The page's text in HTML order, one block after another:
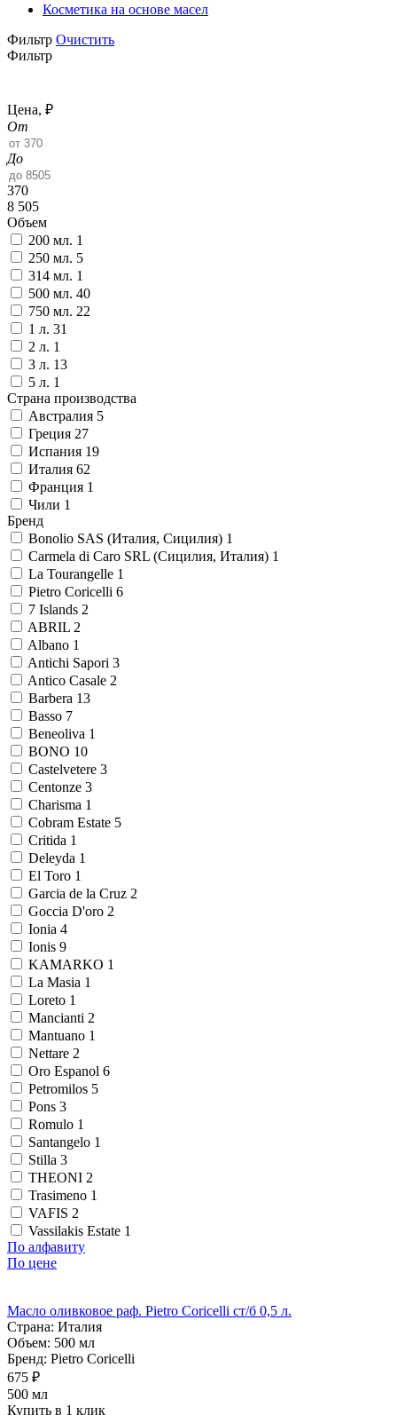
Косметика на основе масел
Фильтр Очистить
Фильтр
Цена, ₽
От
До
370
8 505
Объем
200 мл. 1
250 мл. 5
314 мл. 1
500 мл. 40
750 мл. 22
1 л. 31
2 л. 1
3 л. 13
5 л. 1
Страна производства
Австралия 5
Греция 27
Испания 19
Италия 62
Франция 1
Чили 1
Бренд
Bonolio SAS (Италия, Сицилия) 1
Carmela di Caro SRL (Сицилия, Италия) 1
La Tourangelle 1
Pietro Coricelli 6
7 Islands 2
ABRIL 2
Albano 1
Antichi Sapori 3
Antico Casale 2
Barbera 13
Basso 7
Beneoliva 1
BONO 10
Castelvetere 3
Centonze 3
Charisma 1
Cobram Estate 5
Critida 1
Deleyda 1
El Toro 1
Garcia de la Cruz 2
Goccia D'oro 2
Ionia 4
Ionis 9
KAMARKO 1
La Masia 1
Loreto 1
Mancianti 2
Mantuano 1
Nettare 2
Oro Espanol 6
Petromilos 5
Pons 3
Romulo 1
Santangelo 1
Stilla 3
THEONI 2
Trasimeno 1
VAFIS 2
Vassilakis Estate 1
По алфавиту
По цене
Масло оливковое раф. Pietro Coricelli ст/б 0,5 л.
Страна: Италия
Объем: 500 мл
Бренд: Pietro Coricelli
675 ₽
500 мл
Купить в 1 клик